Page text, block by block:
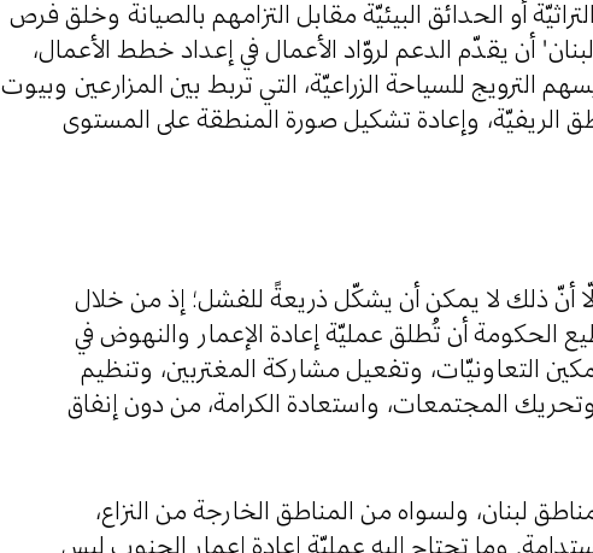
أو الحدائق البيئيّة مقابل التزامهم بالصيانة وخلق فرص
أن يقدّم الدعم لروّاد الأعمال في إعداد خطط الأعمال،
الترويج للسياحة الزراعيّة، التي تربط بين المزارعين وبيوت
الريفيّة، وإعادة تشكيل صورة المنطقة على المستوى
أنّ ذلك لا يمكن أن يشكّل ذريعةً للفشل؛ إذ من خلال
الحكومة أن تُطلق عمليّة إعادة الإعمار والنهوض في
التعاونيّات، وتفعيل مشاركة المغتربين، وتنظيم
المجتمعات، واستعادة الكرامة، من دون إنفاق
لبنان، ولسواه من المناطق الخارجة من النزاع،